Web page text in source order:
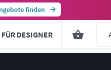
finden
FÜR DESIGNER